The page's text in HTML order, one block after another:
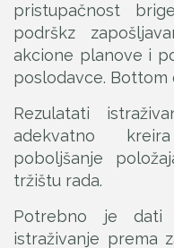
pristupačnost
podrškz
akcione planove i
poslodavce. Bottom
Rezulatati
adekvatno
poboljšanje
tržištu rada.
Potrebno je dati
istraživanje prema